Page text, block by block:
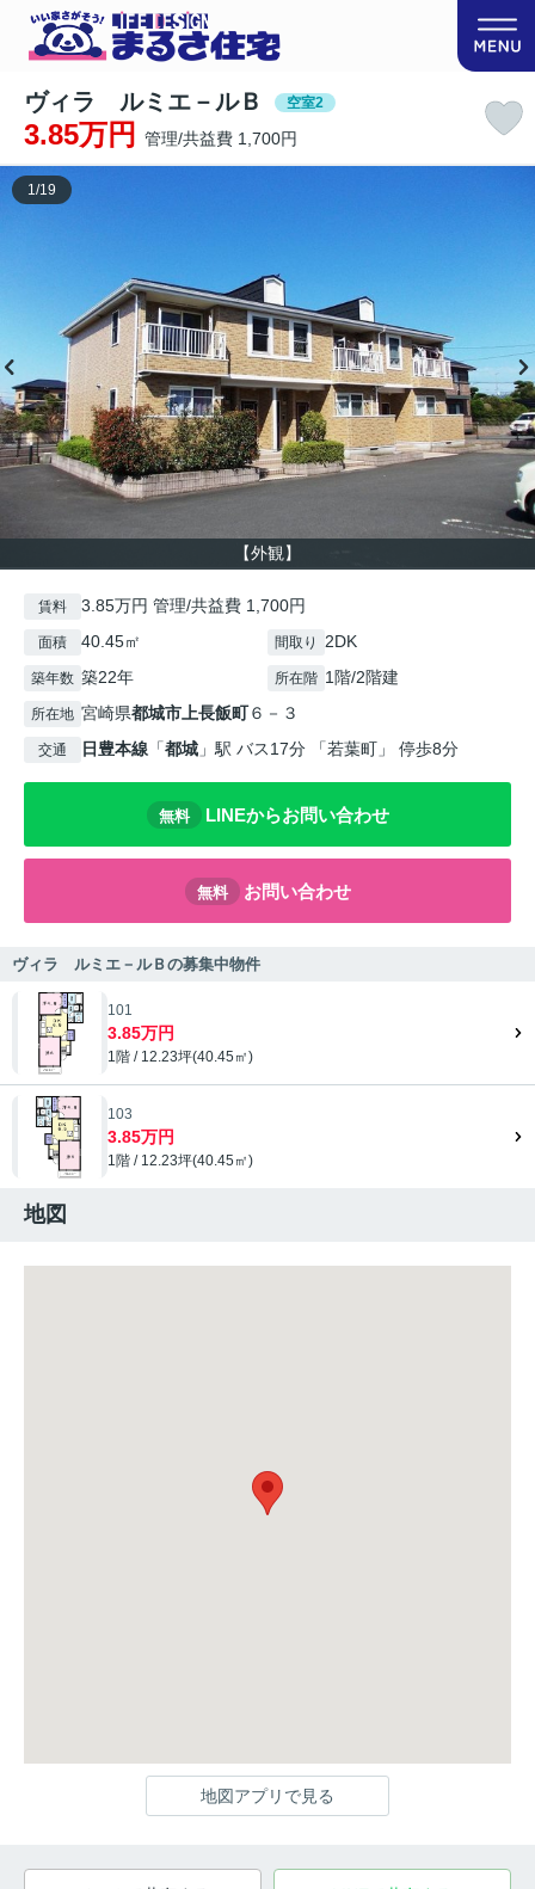
ヴィラ ルミエ－ルＢ 空室2
3.85万円 管理/共益費 1,700円
【外観】
1/19
賃料 3.85万円 管理/共益費 1,700円
面積 40.45㎡ 間取り 2DK
築年数 築22年 所在階 1階/2階建
所在地 宮崎県都城市上長飯町６－３
交通 日豊本線 「都城 」駅 バス17分 「若葉町」 停歩8分
無料 LINEからお問い合わせ
無料 お問い合わせ
ヴィラ ルミエ－ルＢの募集中物件
101
3.85万円
1階 / 12.23坪(40.45㎡)
103
3.85万円
1階 / 12.23坪(40.45㎡)
地図
地図アプリで見る